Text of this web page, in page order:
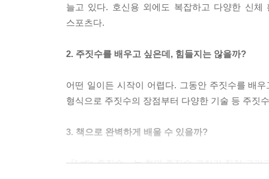
늘고 있다. 호신용 외에도 복잡하고 다양한 신
스포츠다.
2. 주짓수를 배우고 싶은데, 힘들지는 않을까?
어떤 일이든 시작이 어렵다. 그동안 주짓수를 배
형식으로 주짓수의 장점부터 다양한 기술 등 주짓
3. 책으로 완벽하게 배울 수 있을까?
『Let’s 주짓수』는 현역 주짓수 코치가 직접 그